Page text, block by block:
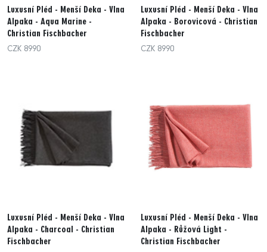
Luxusní Pléd - Menší Deka - Vlna
Alpaka - Aqua Marine -
Christian Fischbacher
CZK 8990
Luxusní Pléd - Menší Deka - Vlna
Alpaka - Borovicová - Christian
Fischbacher
CZK 8990
Luxusní Pléd - Menší Deka - Vlna
Alpaka - Charcoal - Christian
Fischbacher
Luxusní Pléd - Menší Deka - Vlna
Alpaka - Růžová Light -
Christian Fischbacher